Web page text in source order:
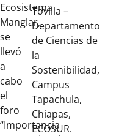
Ecosistema
Manglar,
se
llevó
a
cabo
el
foro
“Importancia
Tovilla –
Departamento
de Ciencias de
la
Sostenibilidad,
Campus
Tapachula,
Chiapas,
ECOSUR.